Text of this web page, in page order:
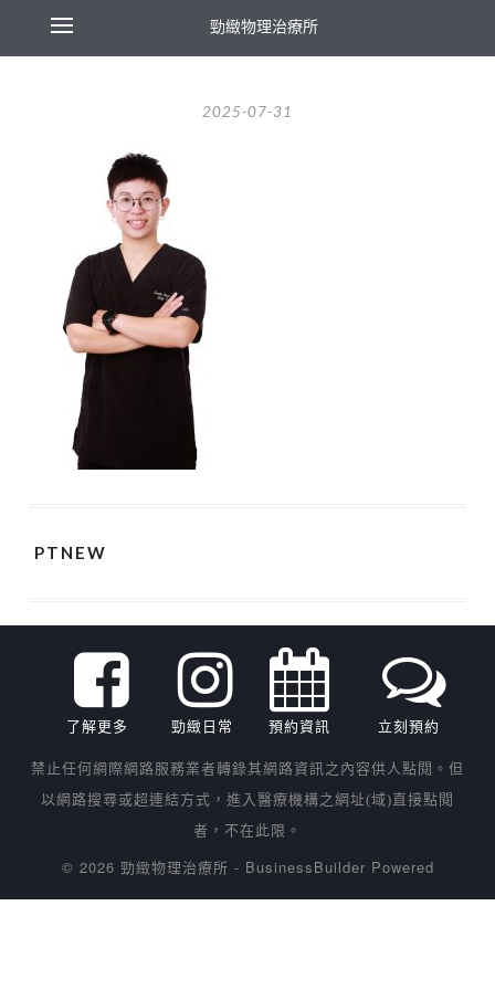
勁緻物理治療所
2025-07-31
PTNEW
了解更多 勁緻日常 預約資訊 立刻預約
禁止任何網際網路服務業者轉錄其網路資訊之內容供人點閱。但
以網路搜尋或超連結方式，進入醫療機構之網址(域)直接點閱
者，不在此限。
© 2026 勁緻物理治療所 - BusinessBuilder Powered